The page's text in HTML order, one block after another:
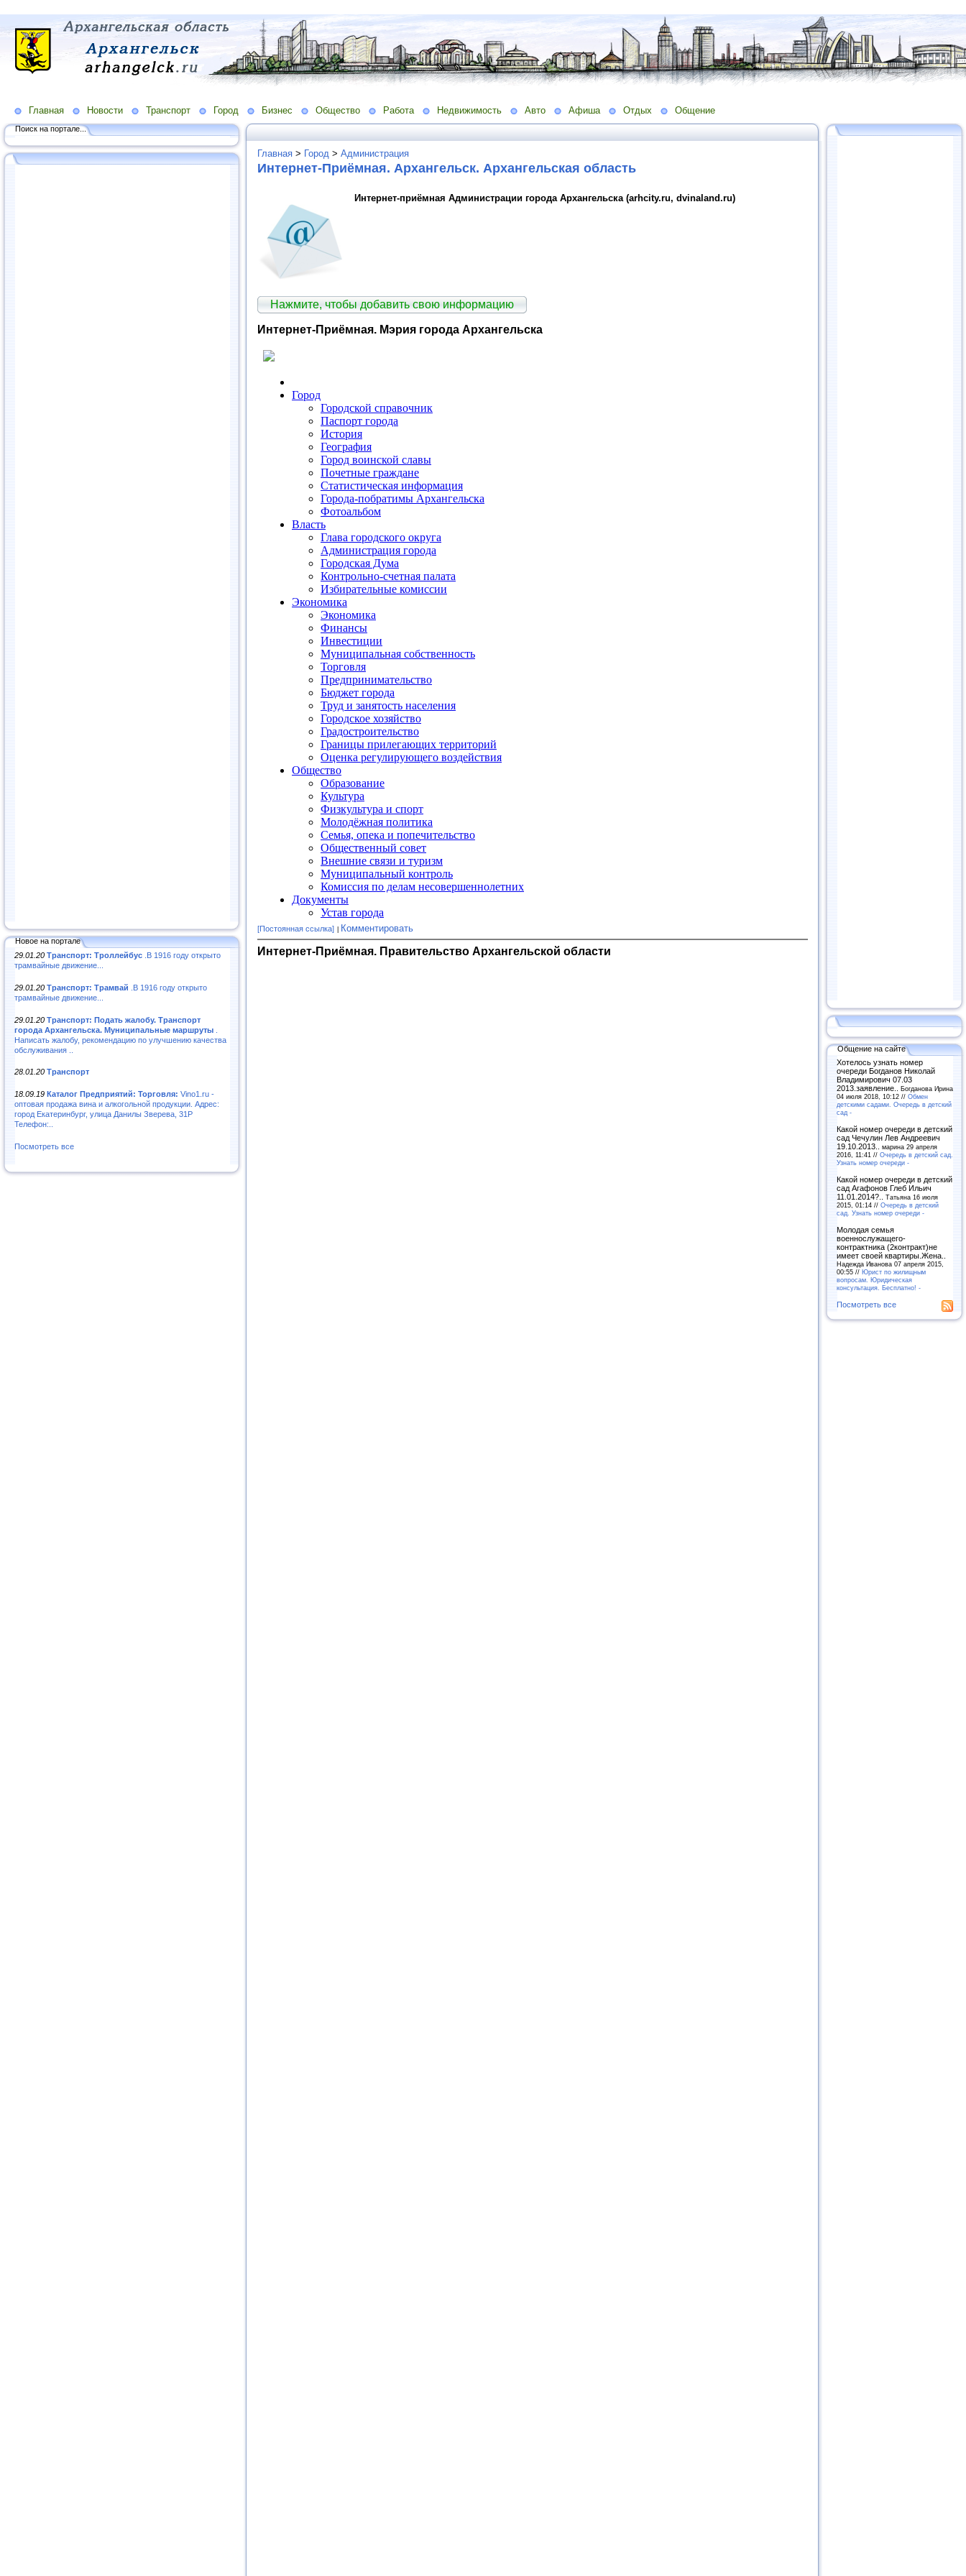
Главная Новости Транспорт Город Бизнес Общество Работа Недвижимость Авто Афиша Отдых Общение
Поиск на портале...
Новое на портале
29.01.20 Транспорт: Троллейбус .В 1916 году открыто
трамвайные движение...
29.01.20 Транспорт: Трамвай .В 1916 году открыто
трамвайные движение...
29.01.20 Транспорт: Подать жалобу. Транспорт
города Архангельска. Муниципальные маршруты
Написать жалобу, рекомендацию по улучшению качества
обслуживания ..
28.01.20 Транспорт
18.09.19 Каталог Предприятий: Торговля: Vino1.ru -
оптовая продажа вина и алкогольной продукции. Адрес:
город Екатеринбург, улица Данилы Зверева, 31Р
Телефон:..
Посмотреть все
Главная > Город > Администрация
Интернет-Приёмная. Архангельск. Архангельская область
Интернет-приёмная Администрации города Архангельска (arhcity.ru, dvinaland.ru)
Нажмите, чтобы добавить свою информацию
Интернет-Приёмная. Мэрия города Архангельска
[Постоянная ссылка] Комментировать
Интернет-Приёмная. Правительство Архангельской области
Общение на сайте
Хотелось узнать номер
очереди Богданов Николай
Владимирович 07.03
2013.заявление.. Богданова Ирина
04 июля 2018, 10:12 // Обмен
детскими садами. Очередь в детский
сад -
Какой номер очереди в детский
сад Чечулин Лев Андреевич
19.10.2013.. марина 29 апреля
2016, 11:41 // Очередь в детский сад.
Узнать номер очереди -
Какой номер очереди в детский
сад Агафонов Глеб Ильич
11.01.2014?.. Татьяна 16 июля
2015, 01:14 // Очередь в детский
сад. Узнать номер очереди -
Молодая семья
военнослужащего-
контрактника (2контракт)не
имеет своей квартиры.Жена..
Надежда Иванова 07 апреля 2015,
00:55 // Юрист по жилищным
вопросам. Юридическая
консультация. Бесплатно! -
Посмотреть все